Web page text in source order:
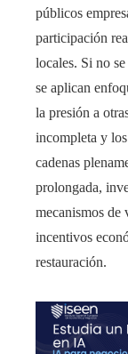
públicos
participación
locales. Si no
se aplican
la presión a
incompleta y
cadenas
prolongada,
mecanismos de
incentivos
restauración.